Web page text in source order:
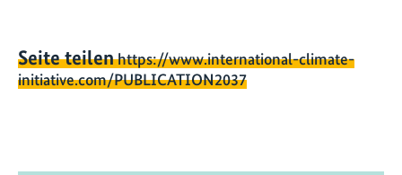
Seite teilenhttps://www.international-climate-
initiative.com/PUBLICATION2037